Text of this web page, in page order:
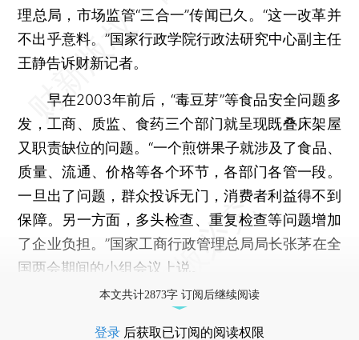
理总局，市场监管“三合一”传闻已久。“这一改革并
不出乎意料。”国家行政学院行政法研究中心副主任
王静告诉财新记者。
早在2003年前后，“毒豆芽”等食品安全问题多
发，工商、质监、食药三个部门就呈现既叠床架屋
又职责缺位的问题。“一个煎饼果子就涉及了食品、
质量、流通、价格等各个环节，各部门各管一段。
一旦出了问题，群众投诉无门，消费者利益得不到
保障。另一方面，多头检查、重复检查等问题增加
了企业负担。”国家工商行政管理总局局长张茅在全
国两会期间的小组会议上说。
本文共计2873字 订阅后继续阅读
登录 后获取已订阅的阅读权限